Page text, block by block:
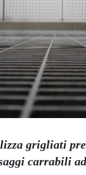
grigliati
carrabili